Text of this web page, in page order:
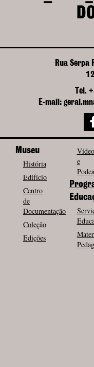
Rua Serpa
Tel.
E-mail:
Museu
História
Edifício
Centro
de
Documentação
Coleção
Edições
e